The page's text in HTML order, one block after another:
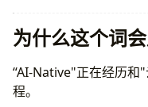
为什么这个词
“AI-Native"正在经历和
程。